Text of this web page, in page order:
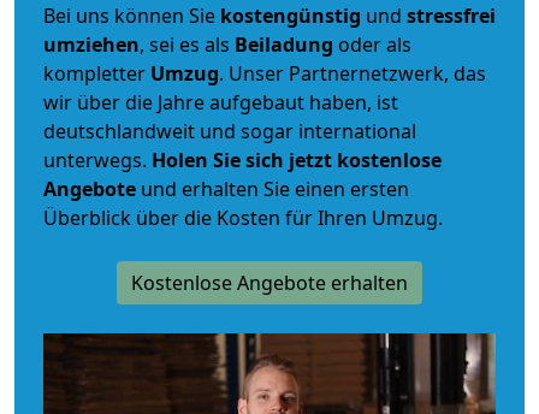
Bei uns können Sie kostengünstig und stressfrei
umziehen, sei es als Beiladung oder als
kompletter Umzug. Unser Partnernetzwerk, das
wir über die Jahre aufgebaut haben, ist
deutschlandweit und sogar international
unterwegs. Holen Sie sich jetzt kostenlose
Angebote und erhalten Sie einen ersten
Überblick über die Kosten für Ihren Umzug.
Kostenlose Angebote erhalten